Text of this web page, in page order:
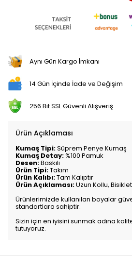
Aynı Gün Kargo İmkanı
14 Gün İçinde İade ve Değişim
256 Bit SSL Güvenli Alışveriş
Ürün Açıklaması
Kumaş Tipi:Süprem Penye Kumaş
Kumaş Detay:%100 Pamuk
Desen:Baskılı
Ürün Tipi:Takım
Ürün Kalıbı:Tam Kalıptır
Ürün Açıklaması:Uzun Kollu,
Ürünlerimizde kullanılan boyalar
standartlara sahiptir.
Sizin için en iyisini sunmak adına
tutuyoruz.